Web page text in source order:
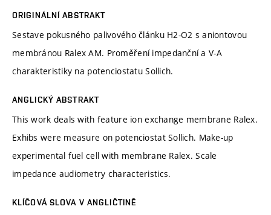
ORIGINÁLNÍ ABSTRAKT
Sestave pokusného palivového článku H2-O2 s aniontovou
membránou Ralex AM. Proměření impedanční a V-A
charakteristiky na potenciostatu Sollich.
ANGLICKÝ ABSTRAKT
This work deals with feature ion exchange membrane Ralex.
Exhibs were measure on potenciostat Sollich. Make-up
experimental fuel cell with membrane Ralex. Scale
impedance audiometry characteristics.
KLÍČOVÁ SLOVA V ANGLIČTINĚ